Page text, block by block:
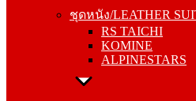
ชุดหนัง/LEATHER
RS TAICHI
KOMINE
ALPINESTARS
KOMINE
ALPINESTARS
ชุดวิบาก/